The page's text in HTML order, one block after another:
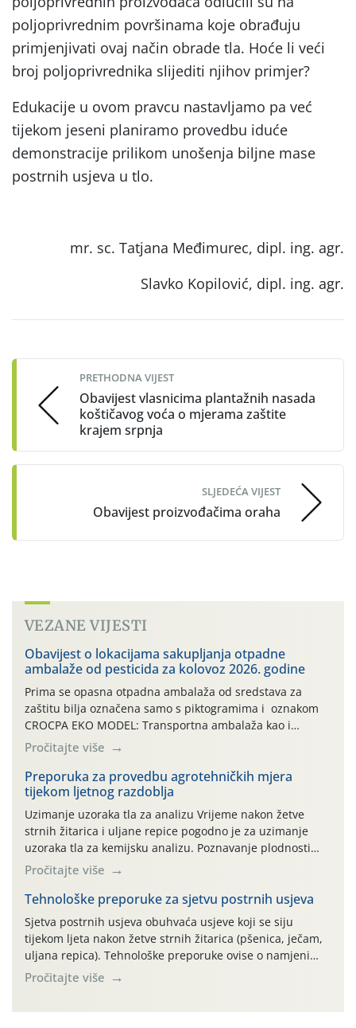
poljoprivrednim površinama koje obrađuju
primjenjivati ovaj način obrade tla. Hoće li veći
broj poljoprivrednika slijediti njihov primjer?
Edukacije u ovom pravcu nastavljamo pa već
tijekom jeseni planiramo provedbu iduće
demonstracije prilikom unošenja biljne mase
postrnih usjeva u tlo.
mr. sc. Tatjana Međimurec, dipl. ing. agr.
Slavko Kopilović, dipl. ing. agr.
navigation
PRETHODNA VIJEST
Obavijest vlasnicima plantažnih nasada
koštičavog voća o mjerama zaštite
krajem srpnja
SLJEDEĆA VIJEST
Obavijest proizvođačima oraha
VEZANE VIJESTI
Obavijest o lokacijama sakupljanja otpadne
ambalaže od pesticida za kolovoz 2026. godine
Prima se opasna otpadna ambalaža od sredstava za
zaštitu bilja označena samo s piktogramima i oznakom
CROCPA EKO MODEL: Transportna ambalaža kao i
ambalaža drugih proizvoda koji nisu sredstva za zaštitu
bilja (npr. ambalaža od mineralnih gnojiva,) se ne
prihvaća. Korisnicima je osiguran besplatni povrat
prazne ambalaže isključivo ovih tvrtki: AGROCHEM-MAKS,
AGRONOM, ALBAUGH TKI* (PINUS […]
Pročitajte više
Preporuka za provedbu agrotehničkih mjera
tijekom ljetnog razdoblja
Uzimanje uzoraka tla za analizu Vrijeme nakon žetve
strnih žitarica i uljane repice pogodno je za uzimanje
uzoraka tla za kemijsku analizu. Poznavanje plodnosti
parcele temelj je za pravilnu gnojidbu. Samo
izbalansiranom i pravodobnom gnojidbom možemo
osigurati dobre prinose zadovoljavajuće kvalitete. Zbog
nepoznavanja opskrbljenosti tla i njegove reakcije često
se u praksi događa da radi […]
Pročitajte više
Tehnološke preporuke za sjetvu postrnih usjeva
Sjetva postrnih usjeva obuhvaća usjeve koji se siju
tijekom ljeta nakon žetve strnih žitarica (pšenica, ječam,
uljana repica). Tehnološke preporuke ovise o namjeni
usjeva, odnosno proizvodi li se krma, zrno, zelena
gnojidba ili služi kao pokrovni usjev. Najvažniji
Pročitajte više